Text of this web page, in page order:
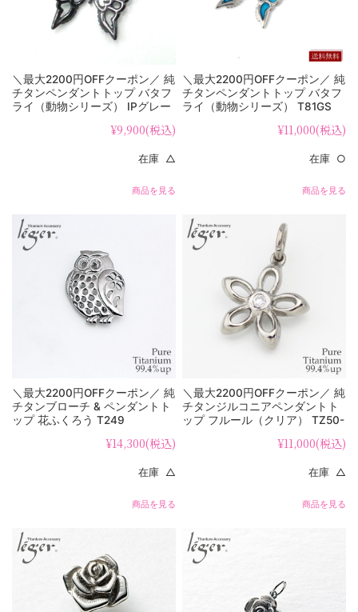
＼最大2200円OFFクーポン／ 純
チタンペンダントトップ バタフ
ライ（動物シリーズ） IPグレー
¥9,900(税込)
在庫 △
商品を見る
＼最大2200円OFFクーポン／ 純
チタンペンダントトップ バタフ
ライ（動物シリーズ） T81GS
¥11,000(税込)
在庫 ○
商品を見る
＼最大2200円OFFクーポン／ 純
チタンブローチ & ペンダントト
ップ 花ふくろう T249
¥14,300(税込)
在庫 △
商品を見る
＼最大2200円OFFクーポン／ 純
チタンジルコニアペンダントト
ップ フルール（クリア） TZ50-
¥11,000(税込)
在庫 △
商品を見る